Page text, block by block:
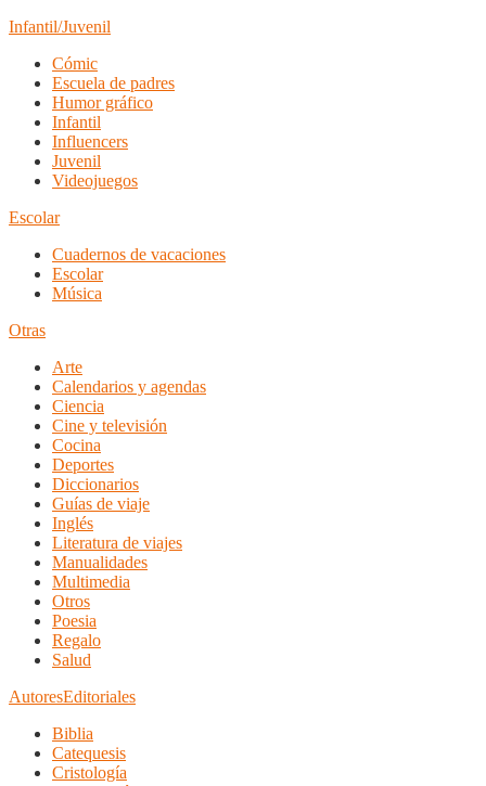
Infantil/Juvenil
Cómic
Escuela de padres
Humor gráfico
Infantil
Influencers
Juvenil
Videojuegos
Escolar
Cuadernos de vacaciones
Escolar
Música
Otras
Arte
Calendarios y agendas
Ciencia
Cine y televisión
Cocina
Deportes
Diccionarios
Guías de viaje
Inglés
Literatura de viajes
Manualidades
Multimedia
Otros
Poesia
Regalo
Salud
AutoresEditoriales
Biblia
Catequesis
Cristología